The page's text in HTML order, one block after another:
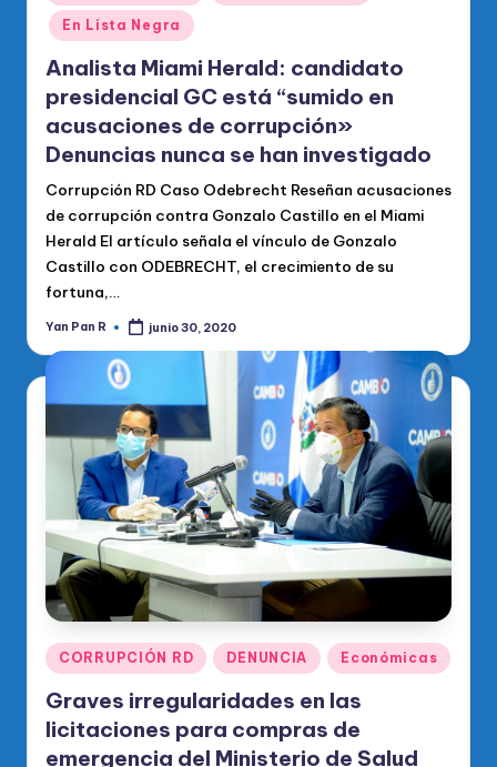
en
En Lista Negra
Analista Miami Herald: candidato
presidencial GC está “sumido en
acusaciones de corrupción»
Denuncias nunca se han investigado
Corrupción RD Caso Odebrecht Reseñan acusaciones
de corrupción contra Gonzalo Castillo en el Miami
Herald El artículo señala el vínculo de Gonzalo
Castillo con ODEBRECHT, el crecimiento de su
fortuna,…
Publicado
Yan Pan R junio 30, 2020
Publicado
en
CORRUPCIÓN RD DENUNCIA Económicas
Graves irregularidades en las
licitaciones para compras de
emergencia del Ministerio de Salud